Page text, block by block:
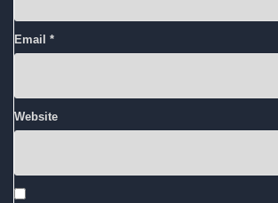
Email *
Website